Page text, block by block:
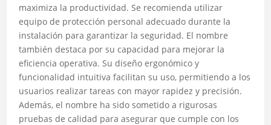
maximiza la productividad. Se recomienda utilizar
equipo de protección personal adecuado durante la
instalación para garantizar la seguridad. El nombre
también destaca por su capacidad para mejorar la
eficiencia operativa. Su diseño ergonómico y
funcionalidad intuitiva facilitan su uso, permitiendo a los
usuarios realizar tareas con mayor rapidez y precisión.
Además, el nombre ha sido sometido a rigurosas
pruebas de calidad para asegurar que cumple con los